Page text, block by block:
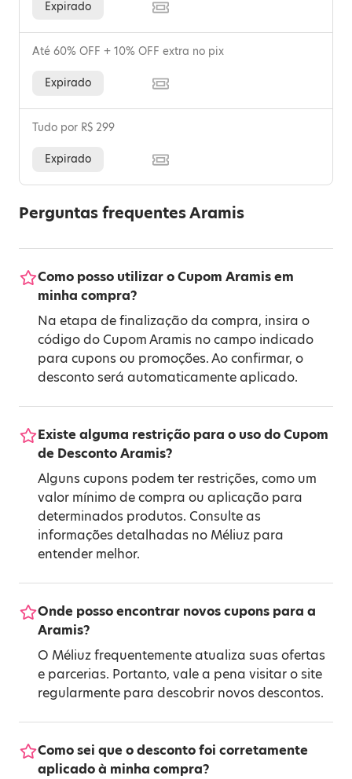
Expirado
Até 60% OFF + 10% OFF extra no pix
Expirado
Tudo por R$ 299
Expirado
Perguntas frequentes Aramis
Como posso utilizar o Cupom Aramis em
minha compra?
Na etapa de finalização da compra, insira o
código do Cupom Aramis no campo indicado
para cupons ou promoções. Ao confirmar, o
desconto será automaticamente aplicado.
Existe alguma restrição para o uso do Cupom
de Desconto Aramis?
Alguns cupons podem ter restrições, como um
valor mínimo de compra ou aplicação para
determinados produtos. Consulte as
informações detalhadas no Méliuz para
entender melhor.
Onde posso encontrar novos cupons para a
Aramis?
O Méliuz frequentemente atualiza suas ofertas
e parcerias. Portanto, vale a pena visitar o site
regularmente para descobrir novos descontos.
Como sei que o desconto foi corretamente
aplicado à minha compra?